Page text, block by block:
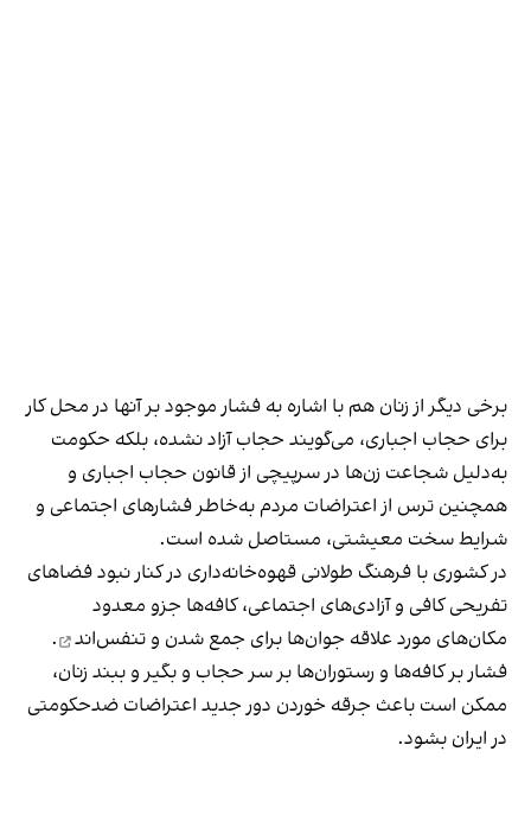
برخی دیگر از زنان هم با اشاره به فشار موجود بر آنها در محل کار
برای حجاب اجباری، می‌گویند حجاب آزاد نشده، بلکه حکومت
به‌دلیل شجاعت زن‌ها در سرپیچی از قانون حجاب اجباری و
همچنین ترس از اعتراضات مردم به‌خاطر فشارهای اجتماعی و
شرایط سخت معیشتی، مستاصل شده است.
در کشوری با فرهنگ طولانی قهوه‌‌خانه‌داری در کنار نبود فضاهای
تفریحی کافی و آزادی‌های اجتماعی، کافه‌ها جزو معدود
مکان‌های مورد علاقه جوان‌ها برای جمع شدن و تنفس‌اند
.
فشار بر کافه‌ها و رستوران‌ها بر سر حجاب و بگیر و ببند زنان،
ممکن است باعث جرقه خوردن دور جدید اعتراضات ضدحکومتی
در ایران بشود.